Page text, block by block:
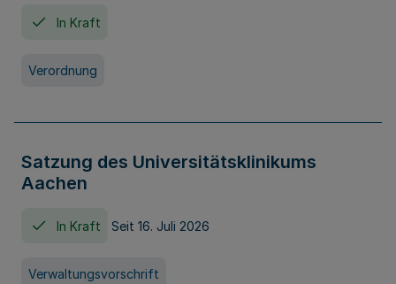
In Kraft
Verordnung
Satzung des Universitätsklinikums
Aachen
In Kraft Seit 16. Juli 2026
Verwaltungsvorschrift